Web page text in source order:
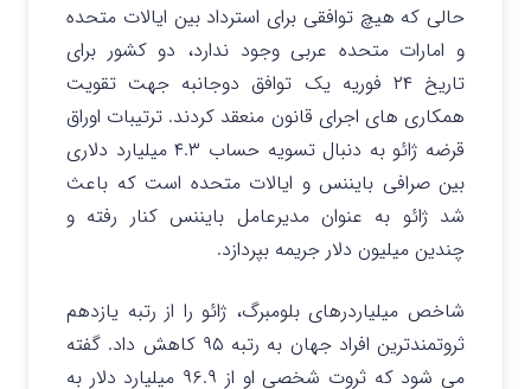
حالی که هیچ توافقی برای استرداد بین ایالات متحده
و امارات متحده عربی وجود ندارد، دو کشور برای
تاریخ ۲۴ فوریه یک توافق دوجانبه جهت تقویت
همکاری های اجرای قانون منعقد کردند. ترتیبات اوراق
قرضه ژائو به دنبال تسویه حساب ۴.۳ میلیارد دلاری
بین صرافی بایننس و ایالات متحده است که باعث
شد ژائو به عنوان مدیرعامل بایننس کنار رفته و
چندین میلیون دلار جریمه بپردازد.
شاخص میلیاردرهای بلومبرگ، ژائو را از رتبه یازدهم
ثروتمندترین افراد جهان به رتبه ۹۵ کاهش داد. گفته
می شود که ثروت شخصی او از ۹۶.۹ میلیارد دلار به